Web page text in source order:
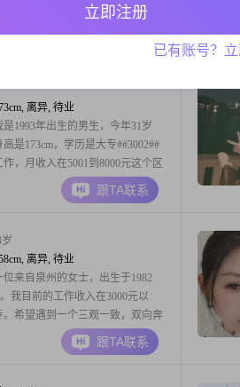
的月收入在20001元到50000元这个
的工作地点在泉州##3002##关于我
跟TA联系
离异, 待业
1993年出生的男生，今年31岁
高是173cm，学历是大专##3002##
，月收入在5001到8000元这个区
我的性格，我觉得自己是一个活在
心态比较平和##3002##朋友们都说
跟TA联系
岁
离异, 待业
来自泉州的女士，出生于1982
我目前的工作收入在3000元以
。希望遇到一个三观一致，双向奔
跟TA联系
立即注册
已有账号？